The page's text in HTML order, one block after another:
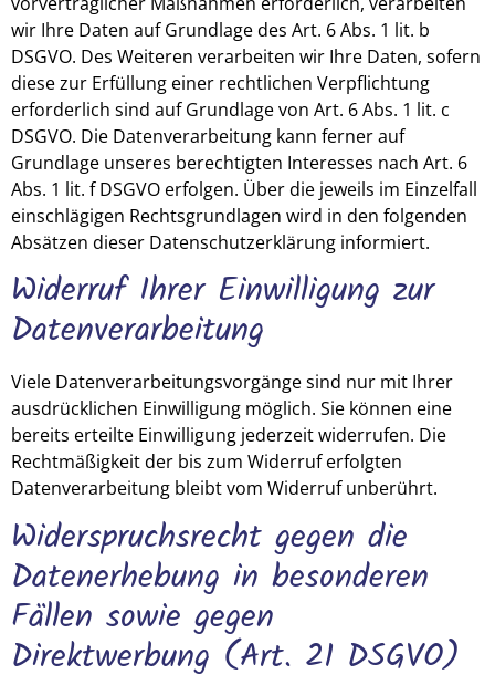
wir Ihre Daten auf Grundlage des Art. 6 Abs. 1 lit. b
DSGVO. Des Weiteren verarbeiten wir Ihre Daten, sofern
diese zur Erfüllung einer rechtlichen Verpflichtung
erforderlich sind auf Grundlage von Art. 6 Abs. 1 lit. c
DSGVO. Die Datenverarbeitung kann ferner auf
Grundlage unseres berechtigten Interesses nach Art. 6
Abs. 1 lit. f DSGVO erfolgen. Über die jeweils im Einzelfall
einschlägigen Rechtsgrundlagen wird in den folgenden
Absätzen dieser Datenschutzerklärung informiert.
Widerruf Ihrer Einwilligung zur
Datenverarbeitung
Viele Datenverarbeitungsvorgänge sind nur mit Ihrer
ausdrücklichen Einwilligung möglich. Sie können eine
bereits erteilte Einwilligung jederzeit widerrufen. Die
Rechtmäßigkeit der bis zum Widerruf erfolgten
Datenverarbeitung bleibt vom Widerruf unberührt.
Widerspruchsrecht gegen die
Datenerhebung in besonderen
Fällen sowie gegen
Direktwerbung (Art. 21 DSGVO)